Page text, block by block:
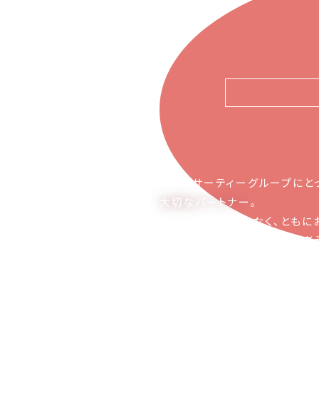
ピアーサーティーグループにと
大切なパートナー。
お取引の関係ではなく、とも
かち合える関係でありたいと考